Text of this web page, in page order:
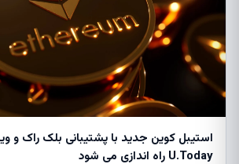
استیبل کوین جدید با پشتیبانی بلک راک و
U.Today راه اندازی می شود